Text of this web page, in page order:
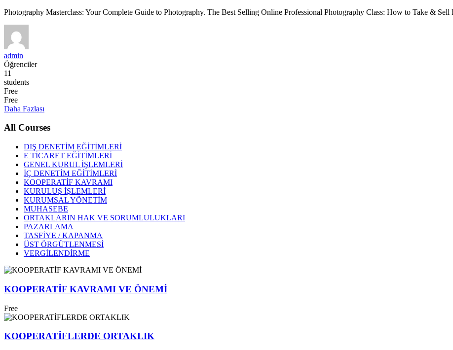
Photography Masterclass: Your Complete Guide to Photography. The Best Selling Online Professional Photography Class: How to Take & Sell
admin
Öğrenciler
11
students
Free
Free
Daha Fazlası
All Courses
DIŞ DENETİM EĞİTİMLERİ
E TİCARET EĞİTİMLERİ
GENEL KURUL İŞLEMLERİ
İÇ DENETİM EĞİTİMLERİ
KOOPERATİF KAVRAMI
KURULUŞ İŞLEMLERİ
KURUMSAL YÖNETİM
MUHASEBE
ORTAKLARIN HAK VE SORUMLULUKLARI
PAZARLAMA
TASFİYE / KAPANMA
ÜST ÖRGÜTLENMESİ
VERGİLENDİRME
KOOPERATİF KAVRAMI VE ÖNEMİ
Free
KOOPERATİFLERDE ORTAKLIK